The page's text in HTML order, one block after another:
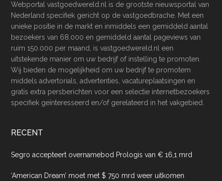
Webportal vastgoedwereld.nl is de grootste nieuwsportal van
Nederland specifiek gericht op de vastgoedbrache. Met een
unieke positie in de markt en inmiddels een gemiddeld aantal
bezoekers van 68.000 en gemiddeld aantal pageviews van
ruim 150.000 per maand, is vastgoedwereld.nl een
uitstekende manier om uw bedrijf of instelling te promoten.
Wij bieden de mogelijkheid om uw bedrijf te promotem
middels advertorials, advertenties, vacatureplaatsingen en
gratis extra persberichten voor een selectie internetbezoekers
specifiek geïnteresseerd en/of gerelateerd in het vakgebied.
RECENT
Segro accepteert overnamebod Prologis van € 16,1 mrd
‘American Dream’ moet met $ 750 mrd weer uitkomen